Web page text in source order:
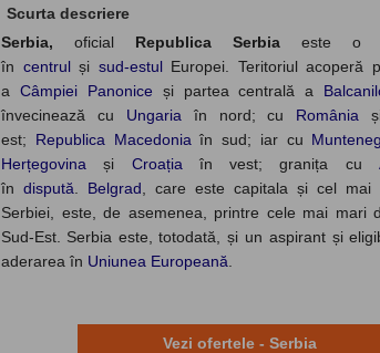
Scurta descriere
Serbia, oficial Republica Serbia este o
în centrulși sud-estulEuropei. Teritoriul acoperă
a Câmpiei Panonice și partea centrală a
învecinează cu Ungaria în nord; cu România
est; Republica Macedonia în sud; iar cu
Herțegovina și Croația în vest; granița cu
în dispută Belgrad , care este capitala și cel
Serbiei, este, de asemenea, printre cele mai mari
Sud-Est.
Serbia este, totodată, și un aspirant și
aderarea în Uniunea Europeană
Vezi ofertele - Serbia